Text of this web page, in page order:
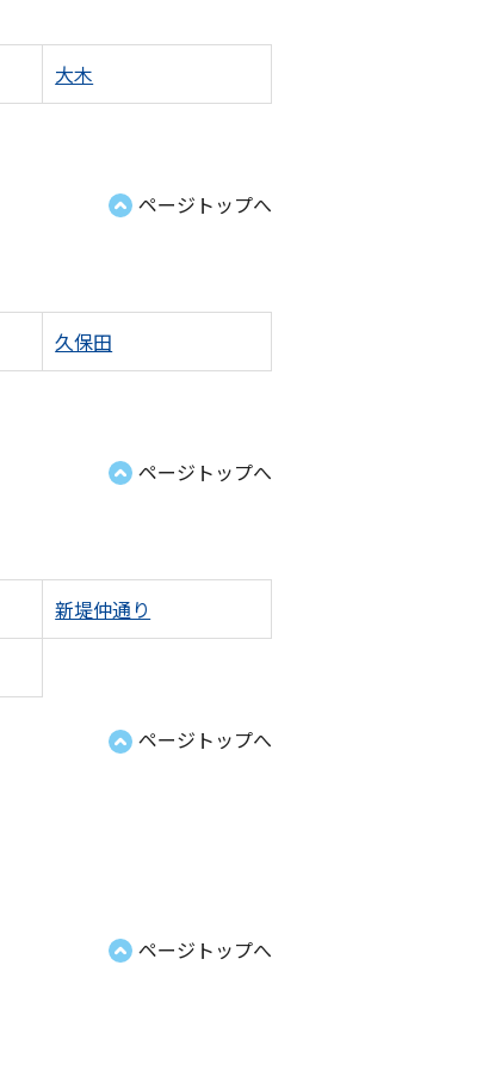
大木
ページトップへ
久保田
ページトップへ
新堤仲通り
ページトップへ
ページトップへ